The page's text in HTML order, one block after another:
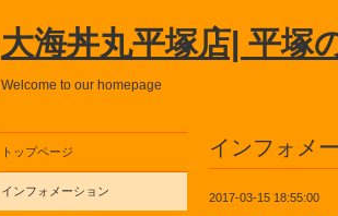
大海丼丸平塚店| 平塚
Welcome to our homepage
インフォメ
2017-03-15 18:55:00
トップページ
インフォメーション